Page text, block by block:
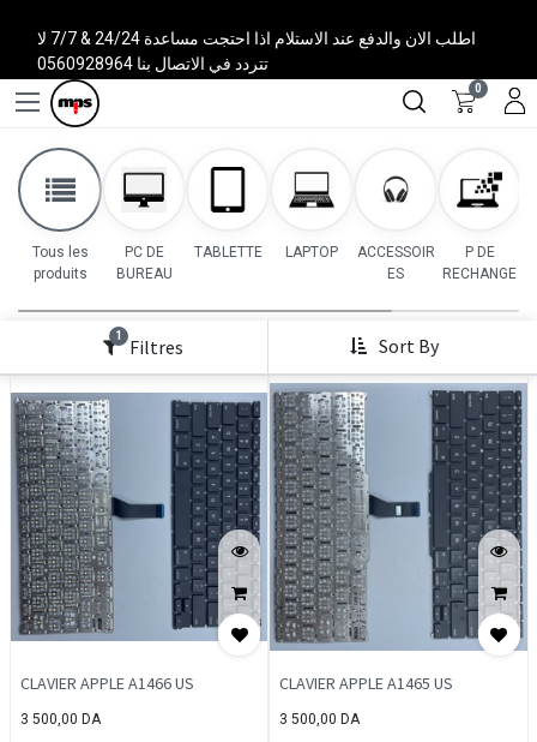
اطلب الان والدفع عند الاستلام اذا احتجت مساعدة 24/24 & 7/7 لا
تتردد في الاتصال بنا 0560928964
0
Tous les
produits
PC DE
BUREAU
TABLETTE LAPTOP
ACCESSOIR
ES
P DE
RECHANGE
1 Filtres Sort By
CLAVIER APPLE A1466 US
3 500,00 DA
CLAVIER APPLE A1465 US
3 500,00 DA